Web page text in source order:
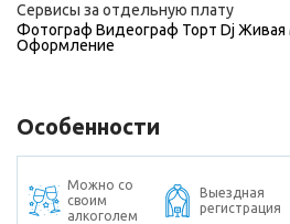
Сервисы за отдельную плату
Фотограф Видеограф Торт DjЖивая
Оформление
Особенности
Можно со
своим
алкоголем
Выездная
регистрация